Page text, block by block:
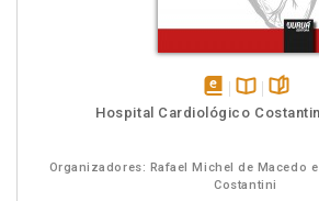
disponívelDisponível
páginas
Hospital Cardiológico
Organizadores: Rafael Michel de Macedo
Costantini